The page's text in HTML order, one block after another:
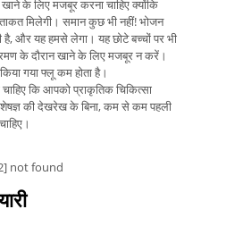
के लिए मजबूर करना चाहिए क्योंकि
मिलेगी। समान कुछ भी नहीं! भोजन
है, और यह हमसे लेगा। यह छोटे बच्चों पर भी
के दौरान खाने के लिए मजबूर न करें।
गया फ्लू कम होता है।
कि आपको प्राकृतिक चिकित्सा
की देखरेख के बिना, कम से कम पहली
not found